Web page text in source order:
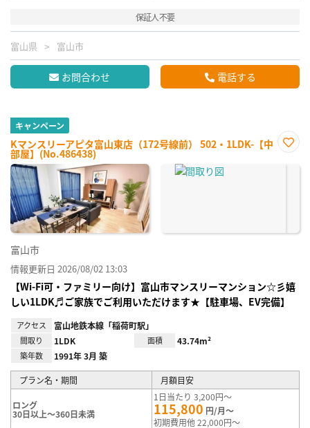
保証人不要
富山県 富山市
お問合わせ 電話する
キャンペーン
Kマンスリーアピタ富山東店（172号線前） 502・1LDK-【中
部屋】(No.486438)
に入
富山市
情報更新日 2026/08/02 13:03
【Wi-Fi可・ファミリー向け】富山市マンスリーマンション☆彡嬉
しい1LDK♬ご家族でご利用いただけます★【駐車場、EV完備】
アクセス 富山地鉄本線「稲荷町駅」
間取り 1LDK 面積 43.74m²
築年数 1991年 3月 築
プラン名・期間 月額目安
ロング
30日以上～360日未満
1日当たり 3,200円～
115,800 円/月～
初期費用他 22,000円～